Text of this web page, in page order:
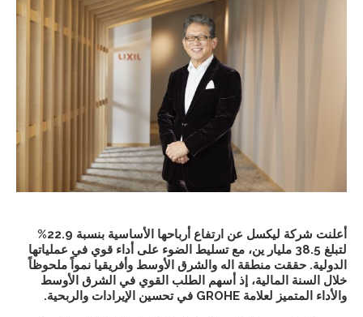
أعلنت شركة ليكسل عن ارتفاع أرباحها الأساسية بنسبة 22.9%
لتبلغ 38.5 مليار ين، مع تسليط الضوء على أداء قوي في عملياتها
الدولية. حققت منطقة اله والشرق الأوسط وأفريقيا نمواً ملحوظاً
خلال السنة المالية، إذ أسهم الطلب القوي في الشرق الأوسط
والأداء المتميز لعلامة GROHE في تحسين الإيرادات والربحية.